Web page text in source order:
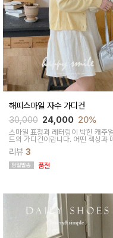
해피스마일 자수 가디건
30,000 24,000 20%
스마일 표정과 레터링이 박힌 캐주
드의 가디건이랍니다. 어떤 색상과
해도 잘 어울리는 색상부터 포인트
좋은 색상까지 있어 활용도도 높은 아
템이에요!
리뷰 3
품절